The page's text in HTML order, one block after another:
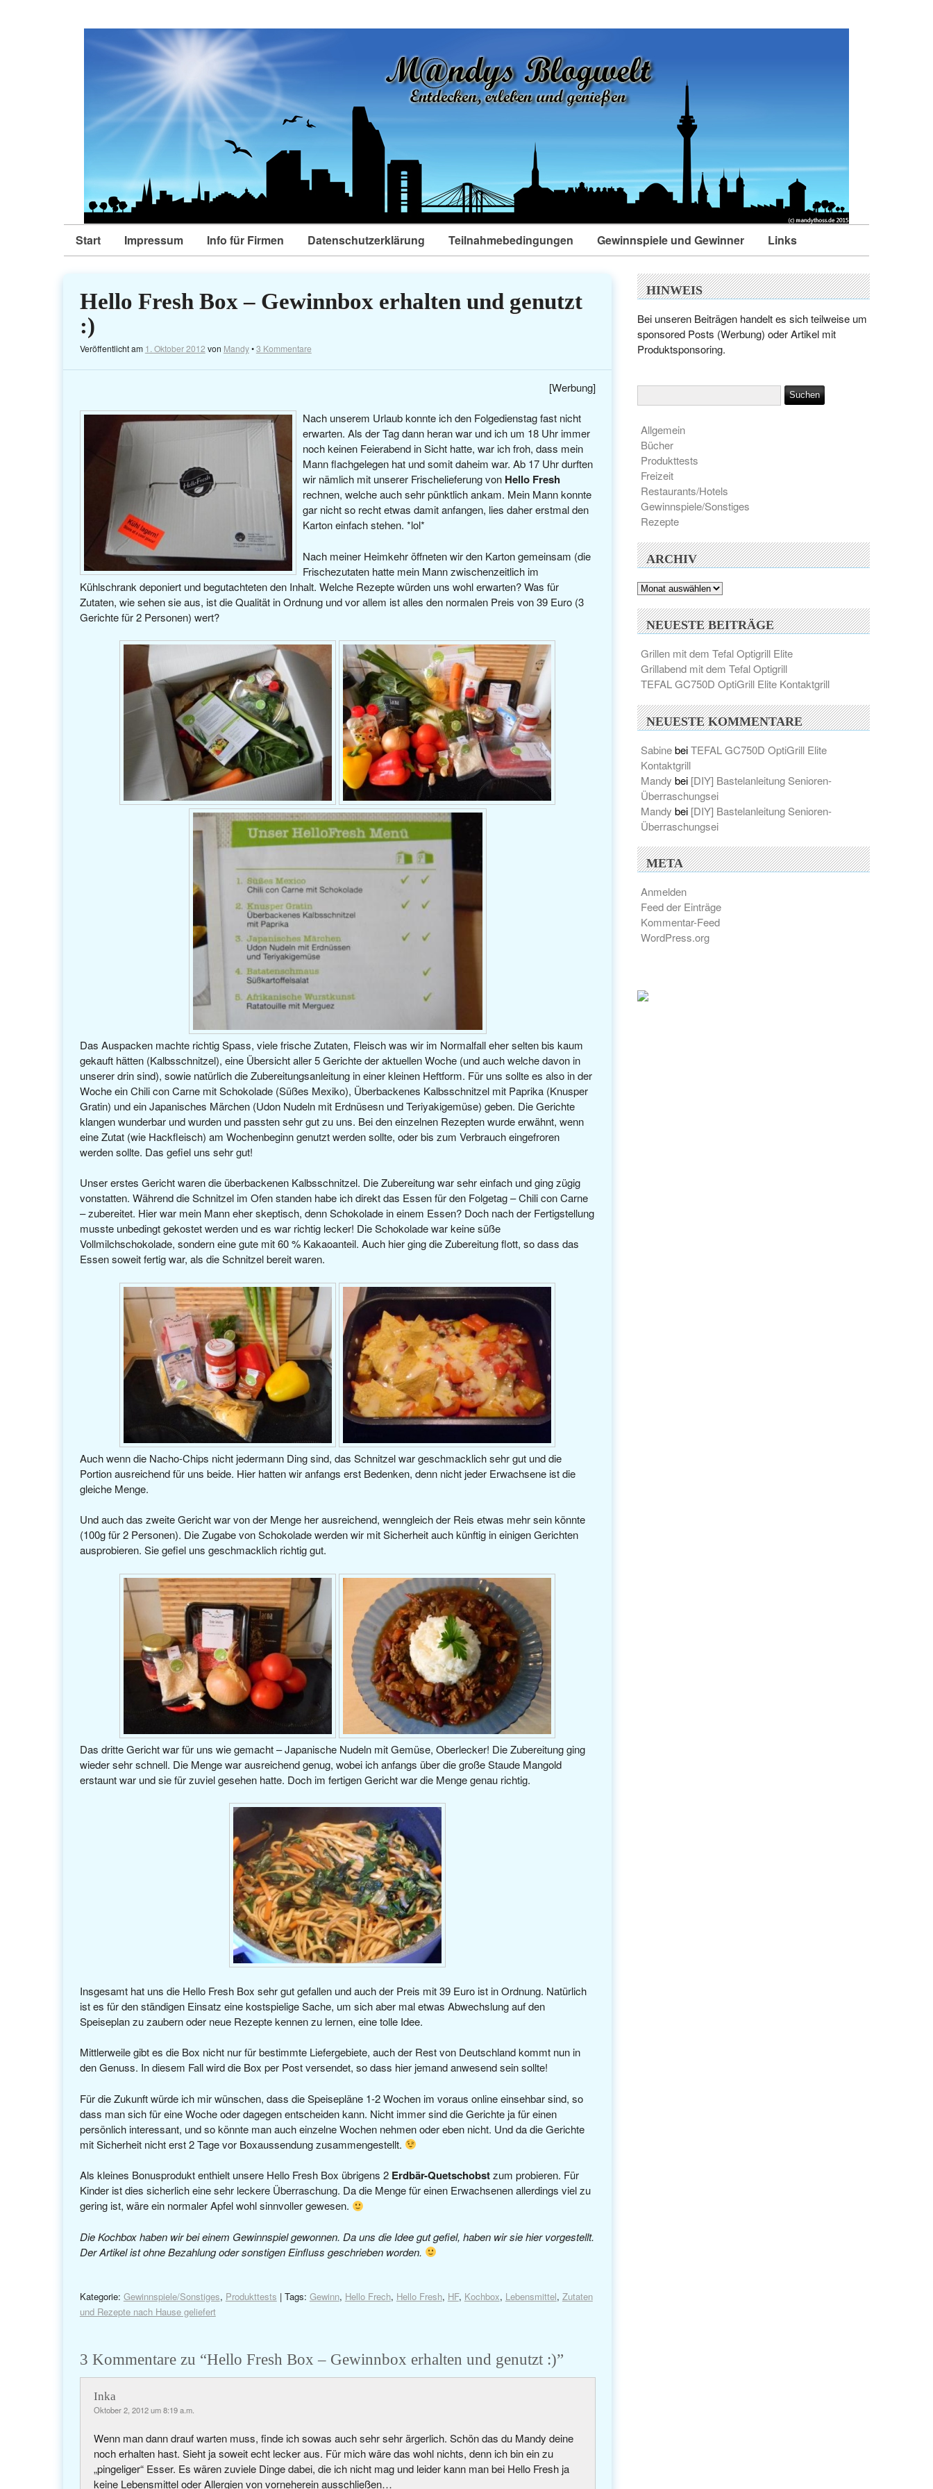
Start Impressum Info für Firmen Datenschutzerklärung Teilnahmebedingungen Gewinnspiele und Gewinner Links
Hello Fresh Box – Gewinnbox erhalten und genutzt
:)
Veröffentlicht am 1. Oktober 2012 von Mandy•3 Kommentare
[Werbung]
Nach unserem Urlaub konnte ich den Folgedienstag fast nicht
erwarten. Als der Tag dann heran war und ich um 18 Uhr immer
noch keinen Feierabend in Sicht hatte, war ich froh, dass mein
Mann flachgelegen hat und somit daheim war. Ab 17 Uhr durften
wir nämlich mit unserer Frischelieferung von Hello Fresh
rechnen, welche auch sehr pünktlich ankam. Mein Mann konnte
gar nicht so recht etwas damit anfangen, lies daher erstmal den
Karton einfach stehen. *lol*
Nach meiner Heimkehr öffneten wir den Karton gemeinsam (die
Frischezutaten hatte mein Mann zwischenzeitlich im
Kühlschrank deponiert und begutachteten den Inhalt. Welche Rezepte würden uns wohl erwarten? Was für
Zutaten, wie sehen sie aus, ist die Qualität in Ordnung und vor allem ist alles den normalen Preis von 39 Euro (3
Gerichte für 2 Personen) wert?
Das Auspacken machte richtig Spass, viele frische Zutaten, Fleisch was wir im Normalfall eher selten bis kaum
gekauft hätten (Kalbsschnitzel), eine Übersicht aller 5 Gerichte der aktuellen Woche (und auch welche davon in
unserer drin sind), sowie natürlich die Zubereitungsanleitung in einer kleinen Heftform. Für uns sollte es also in der
Woche ein Chili con Carne mit Schokolade (Süßes Mexiko), Überbackenes Kalbsschnitzel mit Paprika (Knusper
Gratin) und ein Japanisches Märchen (Udon Nudeln mit Erdnüsesn und Teriyakigemüse) geben. Die Gerichte
klangen wunderbar und wurden und passten sehr gut zu uns. Bei den einzelnen Rezepten wurde erwähnt, wenn
eine Zutat (wie Hackfleisch) am Wochenbeginn genutzt werden sollte, oder bis zum Verbrauch eingefroren
werden sollte. Das gefiel uns sehr gut!
Unser erstes Gericht waren die überbackenen Kalbsschnitzel. Die Zubereitung war sehr einfach und ging zügig
vonstatten. Während die Schnitzel im Ofen standen habe ich direkt das Essen für den Folgetag – Chili con Carne
– zubereitet. Hier war mein Mann eher skeptisch, denn Schokolade in einem Essen? Doch nach der Fertigstellung
musste unbedingt gekostet werden und es war richtig lecker! Die Schokolade war keine süße
Vollmilchschokolade, sondern eine gute mit 60 % Kakaoanteil. Auch hier ging die Zubereitung flott, so dass das
Essen soweit fertig war, als die Schnitzel bereit waren.
Auch wenn die Nacho-Chips nicht jedermann Ding sind, das Schnitzel war geschmacklich sehr gut und die
Portion ausreichend für uns beide. Hier hatten wir anfangs erst Bedenken, denn nicht jeder Erwachsene ist die
gleiche Menge.
Und auch das zweite Gericht war von der Menge her ausreichend, wenngleich der Reis etwas mehr sein könnte
(100g für 2 Personen). Die Zugabe von Schokolade werden wir mit Sicherheit auch künftig in einigen Gerichten
ausprobieren. Sie gefiel uns geschmacklich richtig gut.
Das dritte Gericht war für uns wie gemacht – Japanische Nudeln mit Gemüse, Oberlecker! Die Zubereitung ging
wieder sehr schnell. Die Menge war ausreichend genug, wobei ich anfangs über die große Staude Mangold
erstaunt war und sie für zuviel gesehen hatte. Doch im fertigen Gericht war die Menge genau richtig.
Insgesamt hat uns die Hello Fresh Box sehr gut gefallen und auch der Preis mit 39 Euro ist in Ordnung. Natürlich
ist es für den ständigen Einsatz eine kostspielige Sache, um sich aber mal etwas Abwechslung auf den
Speiseplan zu zaubern oder neue Rezepte kennen zu lernen, eine tolle Idee.
Mittlerweile gibt es die Box nicht nur für bestimmte Liefergebiete, auch der Rest von Deutschland kommt nun in
den Genuss. In diesem Fall wird die Box per Post versendet, so dass hier jemand anwesend sein sollte!
Für die Zukunft würde ich mir wünschen, dass die Speisepläne 1-2 Wochen im voraus online einsehbar sind, so
dass man sich für eine Woche oder dagegen entscheiden kann. Nicht immer sind die Gerichte ja für einen
persönlich interessant, und so könnte man auch einzelne Wochen nehmen oder eben nicht. Und da die Gerichte
mit Sicherheit nicht erst 2 Tage vor Boxaussendung zusammengestellt.
Als kleines Bonusprodukt enthielt unsere Hello Fresh Box übrigens 2 Erdbär-Quetschobstzum probieren. Für
Kinder ist dies sicherlich eine sehr leckere Überraschung. Da die Menge für einen Erwachsenen allerdings viel zu
gering ist, wäre ein normaler Apfel wohl sinnvoller gewesen.
Die Kochbox haben wir bei einem Gewinnspiel gewonnen. Da uns die Idee gut gefiel, haben wir sie hier vorgestellt.
Der Artikel ist ohne Bezahlung oder sonstigen Einfluss geschrieben worden.
Kategorie: Gewinnspiele/Sonstiges, Produkttests | Tags: Gewinn, Hello Frech, Hello Fresh, HF, Kochbox, Lebensmittel, Zutaten
und Rezepte nach Hause geliefert
3 Kommentare zu “Hello Fresh Box – Gewinnbox erhalten und genutzt :)”
Inka
Oktober 2, 2012 um 8:19 a.m.
Wenn man dann drauf warten muss, finde ich sowas auch sehr sehr ärgerlich. Schön das du Mandy deine
noch erhalten hast. Sieht ja soweit echt lecker aus. Für mich wäre das wohl nichts, denn ich bin ein zu
„pingeliger“ Esser. Es wären zuviele Dinge dabei, die ich nicht mag und leider kann man bei Hello Fresh ja
keine Lebensmittel oder Allergien von vorneherein ausschließen…
HINWEIS
Bei unseren Beiträgen handelt es sich teilweise um
sponsored Posts (Werbung) oder Artikel mit
Produktsponsoring.
Allgemein
Bücher
Produkttests
Freizeit
Restaurants/Hotels
Gewinnspiele/Sonstiges
Rezepte
ARCHIV
Archiv
NEUESTE BEITRÄGE
Grillen mit dem Tefal Optigrill Elite
Grillabend mit dem Tefal Optigrill
TEFAL GC750D OptiGrill Elite Kontaktgrill
NEUESTE KOMMENTARE
SabinebeiTEFAL GC750D OptiGrill Elite
Kontaktgrill
Mandy bei [DIY] Bastelanleitung Senioren-
Überraschungsei
Mandy bei [DIY] Bastelanleitung Senioren-
Überraschungsei
META
Anmelden
Feed der Einträge
Kommentar-Feed
WordPress.org